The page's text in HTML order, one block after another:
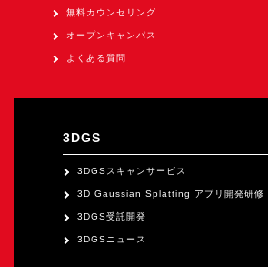
《求人》
オンライン
無料カウンセリング
オープンキャンパス
よくある質問
3DGS
3DGSスキャンサービス
3D Gaussian Splatting アプリ開発研修
3DGS受託開発
3DGSニュース